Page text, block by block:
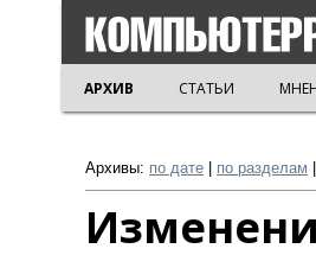
АРХИВ СТАТЬИ
Архивы: по дате по разделам